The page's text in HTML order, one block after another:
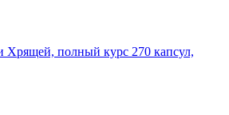
полный курс 270 капсул,